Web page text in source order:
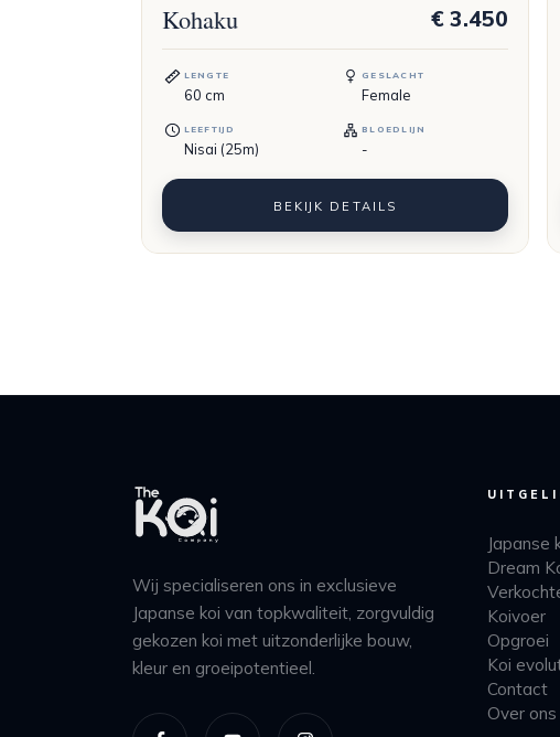
Kohaku € 3.450
LENGTE
60 cm
GESLACHT
Female
LEEFTIJD
Nisai (25m)
BLOEDLIJN
-
BEKIJK DETAILS
Wij specialiseren ons in exclusieve
Japanse koi van topkwaliteit, zorgvuldig
gekozen koi met uitzonderlijke bouw,
kleur en groeipotentieel.
Japanse
Dream
Koivoer
Opgroei
Koi
Contact
Over ons